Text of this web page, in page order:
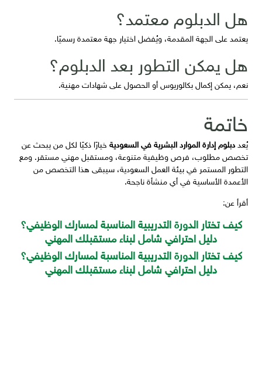
هل الدبلوم معتمد؟
يعتمد على الجهة المقدمة، ويُفضل اختيار جهة معتمدة رسميًا.
هل يمكن التطور بعد الدبلوم؟
نعم، يمكن إكمال بكالوريوس أو الحصول على شهادات مهنية.
خاتمة
يُعددبلوم إدارة الموارد البشرية في السعودية خيارًا ذكيًا لكل من يبحث عن
تخصص مطلوب، فرص وظيفية متنوعة، ومستقبل مهني مستقر. ومع
التطور المستمر في بيئة العمل السعودية، سيبقى هذا التخصص من
الأعمدة الأساسية في أي منشأة ناجحة.
أقرأ عن:
كيف تختار الدورة التدريبية المناسبة لمسارك الوظيفي؟
دليل احترافي شامل لبناء مستقبلك المهني
كيف تختار الدورة التدريبية المناسبة لمسارك الوظيفي؟
دليل احترافي شامل لبناء مستقبلك المهني